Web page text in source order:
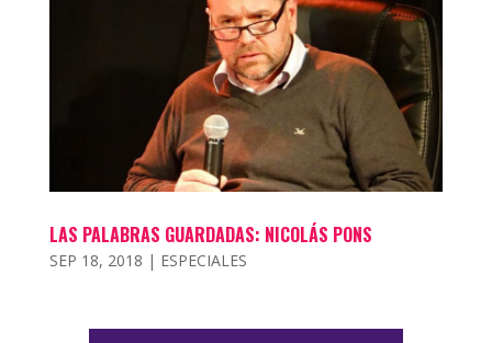
LAS PALABRAS GUARDADAS: NICOLÁS PONS
SEP 18, 2018 | ESPECIALES